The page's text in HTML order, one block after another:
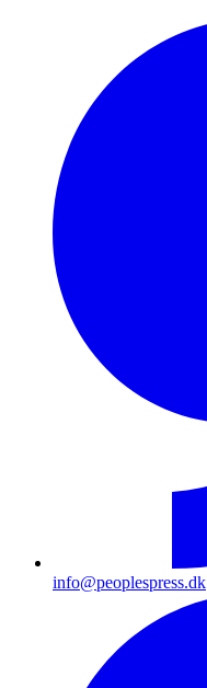
info@peoplespress.dk